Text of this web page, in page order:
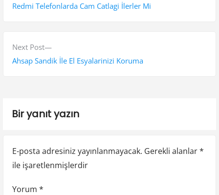
m
r
o
o
:
Redmi Telefonlarda Cam Catlagi İlerler Mi
Next Post
N
e
o
:
Ahsap Sandik İle El Esyalarinizi Koruma
Bir yanıt yazın
E-posta adresiniz yayınlanmayacak. Gerekli alanlar*
ile işaretlenmişlerdir
Yorum *